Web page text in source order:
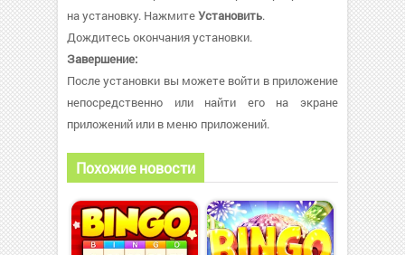
на установку. НажмитеУстановить.
Дождитесь окончания установки.
Завершение:
После установки вы можете войти в приложение
непосредственно или найти его на экране
приложений или в меню приложений.
Похожие новости